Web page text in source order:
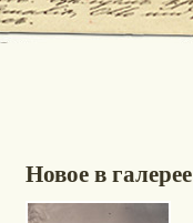
Новое в галерее